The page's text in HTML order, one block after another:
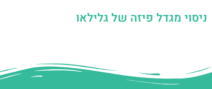
ניסוי מגדל פיזה של גלילאו